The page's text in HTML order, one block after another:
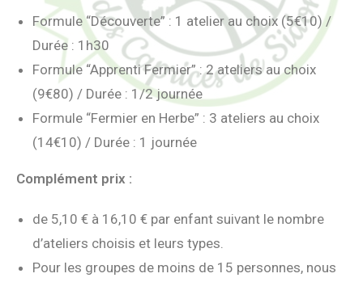
Formule “Découverte” : 1 atelier au choix (5€10) /
Durée : 1h30
Formule “Apprenti Fermier” : 2 ateliers au choix
(9€80) / Durée : 1/2 journée
Formule “Fermier en Herbe” : 3 ateliers au choix
(14€10) / Durée : 1 journée
Complément prix :
de 5,10 € à 16,10 € par enfant suivant le nombre
d’ateliers choisis et leurs types.
Pour les groupes de moins de 15 personnes, nous